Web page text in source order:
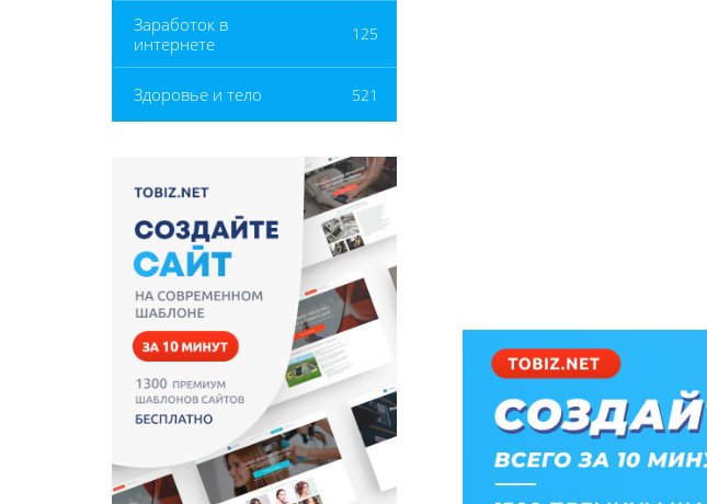
Заработок в
интернете
125
Здоровье и тело 521